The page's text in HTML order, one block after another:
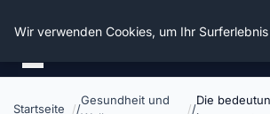
Die Schnitter
Startseite
Gesundheit und
Die
Wir verwenden Cookies, um Ihr